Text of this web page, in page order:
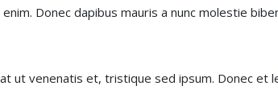
Donec dapibus mauris a nunc molestie
ut venenatis et, tristique sed ipsum. Donec et